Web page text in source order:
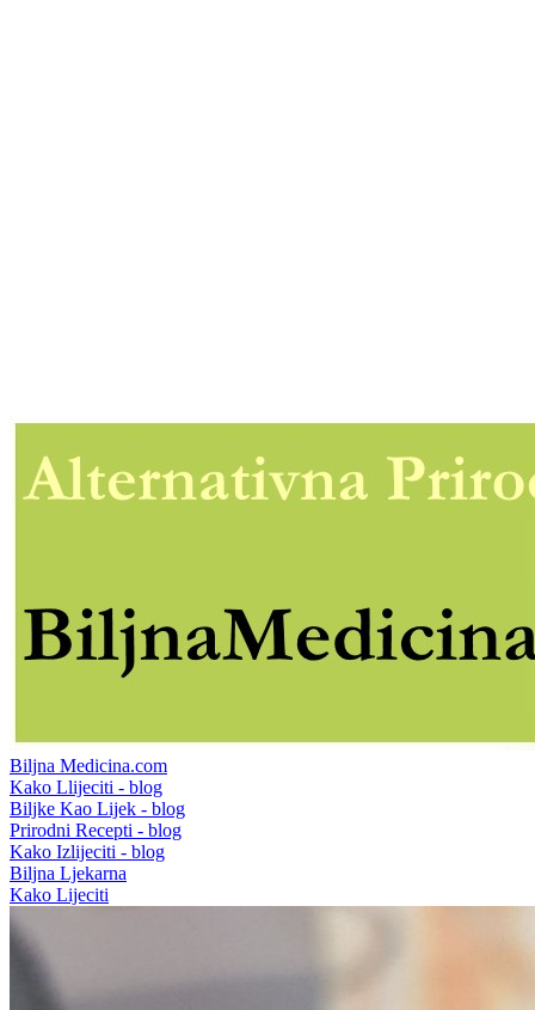
Biljna Medicina.com
Kako Llijeciti - blog
Biljke Kao Lijek - blog
Prirodni Recepti - blog
Kako Izlijeciti - blog
Biljna Ljekarna
Kako Lijeciti